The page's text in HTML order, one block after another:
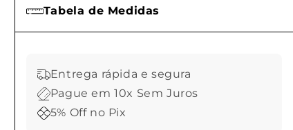
Tabela de Medidas
Entrega rápida e segura
Pague em 10x Sem Juros
5% Off no Pix